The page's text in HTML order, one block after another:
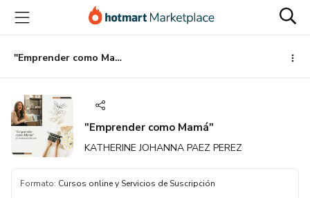
principal
página
de
página
"Emprender como Mamá"
"Emprender como Mamá"
KATHERINE JOHANNA PAEZ PEREZ
Formato: Cursos online y Servicios de Suscripción